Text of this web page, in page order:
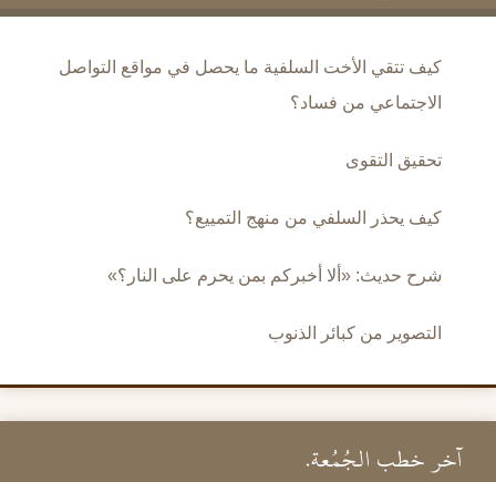
كيف تتقي الأخت السلفية ما يحصل في مواقع التواصل
الاجتماعي من فساد؟
تحقيق التقوى
كيف يحذر السلفي من منهج التمييع؟
شرح حديث: «ألا أخبركم بمن يحرم على النار؟»
التصوير من كبائر الذنوب
آخر خطب الجُمُعة.